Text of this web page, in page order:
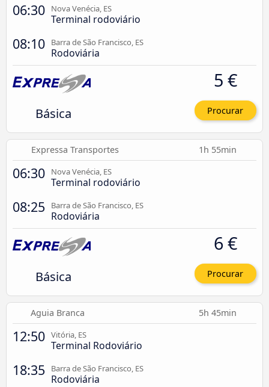
06:30 Nova Venécia, ES
Terminal rodoviário
08:10 Barra de São Francisco, ES
Rodoviária
Básica
5 €
Procurar
Expressa Transportes 1h 55min
06:30 Nova Venécia, ES
Terminal rodoviário
08:25 Barra de São Francisco, ES
Rodoviária
Básica
6 €
Procurar
Aguia Branca 5h 45min
12:50 Vitória, ES
Terminal Rodoviário
18:35 Barra de São Francisco, ES
Rodoviária